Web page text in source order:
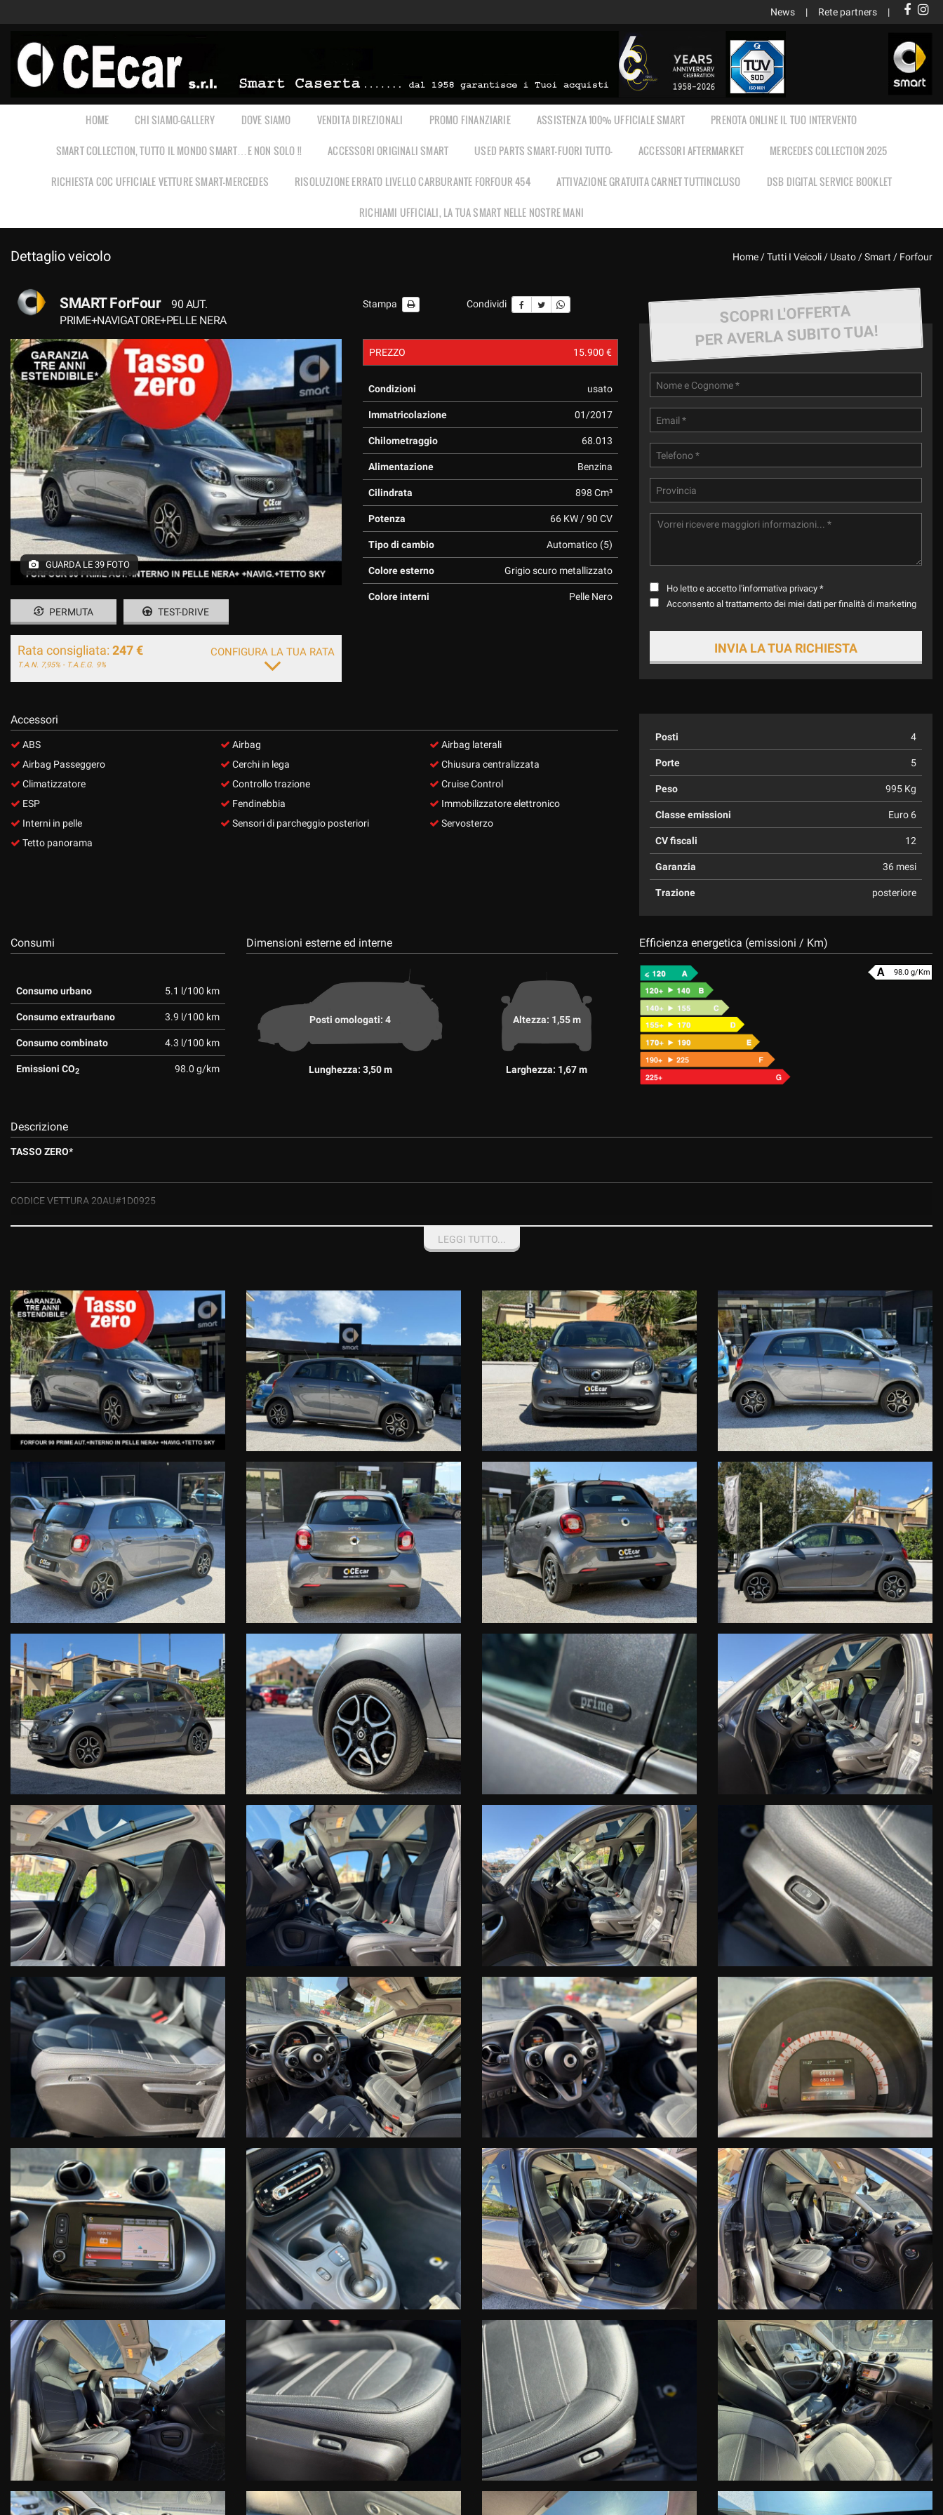
News Rete partners
HOME CHI SIAMO-GALLERY DOVE SIAMO VENDITA DIREZIONALI PROMO FINANZIARIE ASSISTENZA 100% UFFICIALE SMART PRENOTA ONLINE IL TUO INTERVENTO
SMART COLLECTION, TUTTO IL MONDO SMART…E NON SOLO !! ACCESSORI ORIGINALI SMART USED PARTS SMART-FUORI TUTTO- ACCESSORI AFTERMARKET MERCEDES COLLECTION 2025
RICHIESTA COC UFFICIALE VETTURE SMART-MERCEDES RISOLUZIONE ERRATO LIVELLO CARBURANTE FORFOUR 454 ATTIVAZIONE GRATUITA CARNET TUTTINCLUSO DSB DIGITAL SERVICE BOOKLET
RICHIAMI UFFICIALI, LA TUA SMART NELLE NOSTRE MANI
Dettaglio veicolo Home /Tutti I Veicoli / Usato /Smart / Forfour
SMART ForFour
90 AUT.
PRIME+NAVIGATORE+PELLE NERA
Stampa Condividi
GUARDA LE 39 FOTO
PERMUTA TEST-DRIVE
Rata consigliata: 247 €
T.A.N. 7,95% - T.A.E.G. 9%
CONFIGURA LA TUA RATA
PREZZO 15.900 €
Condizioni usato
Immatricolazione 01/2017
Chilometraggio 68.013
Alimentazione Benzina
Cilindrata 898 Cm³
Potenza 66 KW / 90 CV
Tipo di cambio Automatico (5)
Colore esterno Grigio scuro metallizzato
Colore interni Pelle Nero
SCOPRI L'OFFERTA
PER AVERLA SUBITO TUA!
Ho letto e accetto l'informativa privacy *
Acconsento al trattamento dei miei dati per finalità di marketing
INVIA LA TUA RICHIESTA
Accessori
ABS
Airbag Passeggero
Climatizzatore
ESP
Interni in pelle
Tetto panorama
Airbag
Cerchi in lega
Controllo trazione
Fendinebbia
Sensori di parcheggio posteriori
Airbag laterali
Chiusura centralizzata
Cruise Control
Immobilizzatore elettronico
Servosterzo
Posti 4
Porte 5
Peso 995 Kg
Classe emissioni Euro 6
CV fiscali 12
Garanzia 36 mesi
Trazione posteriore
Consumi
Consumo urbano 5.1 l/100 km
Consumo extraurbano 3.9 l/100 km
Consumo combinato 4.3 l/100 km
Emissioni CO2 98.0 g/km
Dimensioni esterne ed interne
Posti omologati: 4
Lunghezza: 3,50 m
Altezza: 1,55 m
Larghezza: 1,67 m
Efficienza energetica (emissioni / Km)
98.0 g/Km
Descrizione
TASSO ZERO*
CODICE VETTURA 20AU#1D0925
GARANZIA TRE ANNI ESTENDIBILE**.
NON PERDERE TEMPO PREZIOSO CON INUTILI ED AFFANNOSE RICERCHE, TRA PRIVATI AFFARISTI, COMMERCIANTI DI AUTO E PLURIMARCA, AFFIDATI AD UNA STRUTTURA REALE, UFFICIALE SMART,IN GRADO
DI POTERTI FORNIRE, IN ASSOLUTA SICUREZZA E TRASPARENZA, VETTURE E SERVIZI UFFICIALI DI VENDITA E POST VENDITA, SECONDO I SEVERI STANDARD DELLA CASA COSTRUTTRICE DAIMLER AG.
ACCESSORI NON DI SERIE, PRESENTI SU QUESTA BELLISSIMA SMART FORTWO :
DL5 ALLESTIMENTO PRIME (INTERNO IN PELLE TOTALE NERA)
P26 NAVIGATORE TABLET MEDIA SYSTEM
P74 PACK COMFORT (RETROVISORI ESTERNI REGOLABILI
ELETTRICAMENTE+VOLANTE REGOLABILE+SEDILE GUIDA
REGOLABILE IN ALTEZZA)
E22 TETTO SKY
873 SEDILI RISCALDABILI GUIDA/PASS
R87 CERCHI PRIME
P75 PACCHETTO PORTA OGGETTI
915 SERBATOIO MAGG. 35L.
DSB DIGITAL SERVICE BOOKLET (manutenzione ufficiale database Fabbrica Smart):
1° KM. 7.141 DATA 14.10.2017
2° KM. 29.489 DATA 28.08.2020
3° KM. 39.785 DATA 14.10.2022
4° KM. 68.073 TAGLIANDO GRATUITO ALLA CONSEGNA
NELLE FOTO LA DOCUMENTAZIONE DSB DELLA MANUTENZIONE UFFICIALE RISPETTATA..........., PIU' TRASPARENZA E CHIAREZZA DI COSI' , NON SI PUO' !!!
-GARANZIA:Tre anni di garanzia ufficiale estendibile**.
Veicolo selezionato, controllato e garantito dalla Rete Ufficiale Smart
-CONDIZIONI: impeccabili
-PROVENIENZA: certa e sicura
-KM: certifticati per iscritto
-DSB: storicità dei chilometri percorsi e degli interventi di manutenzione effettuati con il rilascio dell'attestazione del Certificato vettura dal DBS (Digital Service Booklet) estratto dal datebase della Fabbrica Smart
- CHECK diagnostico vettura (test diagnostico di uscita)
- GARANZIA usato
-TAGLIANDO alla consegna della vettura.
Responsabile Ufficio Vendite Smart:
Dott.ssa Teresa Della Valle 0823301343 interno 45
venditasmartcaserta@cecarsrl.com
Responsabile Ufficio Vendite Smart:
Dott. Davide Coscione 0823301748 interno 46
venditasmartcaserta1@cecarsrl.com
Ufficio Accettazione postvendita & Assistenza:
0823 01343 interno 47
accettazionesmartcaserta@cecarsrl.com
Ufficio Ricambi Originali smart:
Postmaster@cecarsrl.com
SMART CECAR Srl
Rete Ufficiale Smart Service
Vendita-Assistenza Ricambi
Le informazioni relative alla vettura, alla documentazione e ai servizi collegati, per quanto accurate, possono tuttavia contenere errori o imprecisioni. Quanto descritto non ha pertanto valore contrattuale ma solo
informativo. L'onere di verifica e' riservato all' acquirente. Nella impossibilita' di un continuo aggiornamento, i prezzi sono da considerarsi indicativi e non comprendono eventuali migliorie apportate in seguito.
* La promozione tasso zero scade il 31.01.2026
** L'estensione della garanzia, del secondo e terzo anno,è un prodotto di vendita soggetto ad importi ed a tariffazione differente, in base all'anzianietà ed al modello di vettura predefinita.
LEGGI TUTTO...